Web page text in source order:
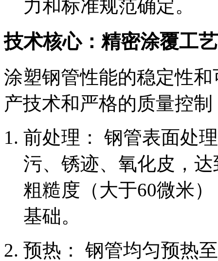
力和标准规范确定。
技术核心：精密涂覆工艺
涂塑钢管性能的稳定性
产技术和严格的质量控制
前处理： 钢管表面处
污、锈迹、氧化皮，
粗糙度（大于60微米
基础。
预热： 钢管均匀预热